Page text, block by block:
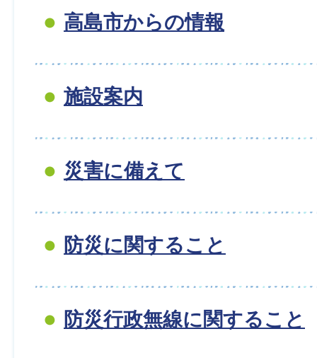
高島市からの情報
施設案内
災害に備えて
防災に関すること
防災行政無線に関すること